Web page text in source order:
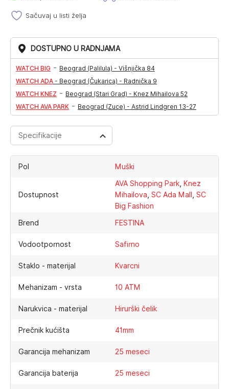
Sačuvaj u listi želja
DOSTUPNO U RADNJAMA
WATCH BIG - Beograd (Palilula) - Višnjička 84
WATCH ADA - Beograd (Čukarica) - Radnička 9
WATCH KNEZ - Beograd (Stari Grad) - Knez Mihailova 52
WATCH AVA PARK - Beograd (Zuce) - Astrid Lindgren 13-27
Specifikacije
Pol Muški
Dostupnost
AVA Shopping Park, Knez
Mihailova, SC Ada Mall , SC
Big Fashion
Brend FESTINA
Vodootpornost Safirno
Staklo - materijal Kvarcni
Mehanizam - vrsta 10 ATM
Narukvica - materijal Hirurški čelik
Prečnik kućišta 41mm
Garancija mehanizam 25 meseci
Garancija baterija 25 meseci